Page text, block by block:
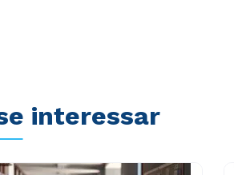
interessar